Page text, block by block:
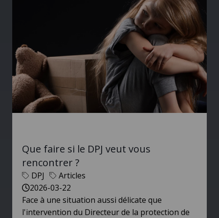
Que faire si le DPJ veut vous
rencontrer ?
DPJ
Articles
2026-03-22
Face à une situation aussi délicate que
l'intervention du Directeur de la protection de